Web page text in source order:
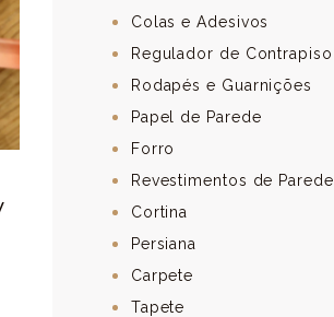
Colas e Adesivos
Regulador de Contrapiso
Rodapés e Guarnições
Papel de Parede
Forro
Revestimentos de Parede
Cortina
Persiana
Carpete
Tapete